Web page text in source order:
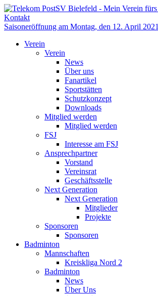
Kontakt
Saisoneröffnung am Montag, den 12. April 2021
Verein
Verein
News
Über uns
Fanartikel
Sportstätten
Schutzkonzept
Downloads
Mitglied werden
Mitglied werden
FSJ
Interesse am FSJ
Ansprechpartner
Vorstand
Vereinsrat
Geschäftsstelle
Next Generation
Next Generation
Mitglieder
Projekte
Sponsoren
Sponsoren
Badminton
Mannschaften
Kreiskliga Nord 2
Badminton
News
Über Uns